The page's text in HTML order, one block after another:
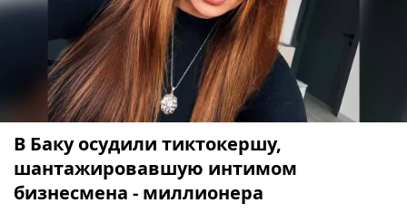
В Баку осудили тиктокершу,
шантажировавшую интимом
бизнесмена - миллионера